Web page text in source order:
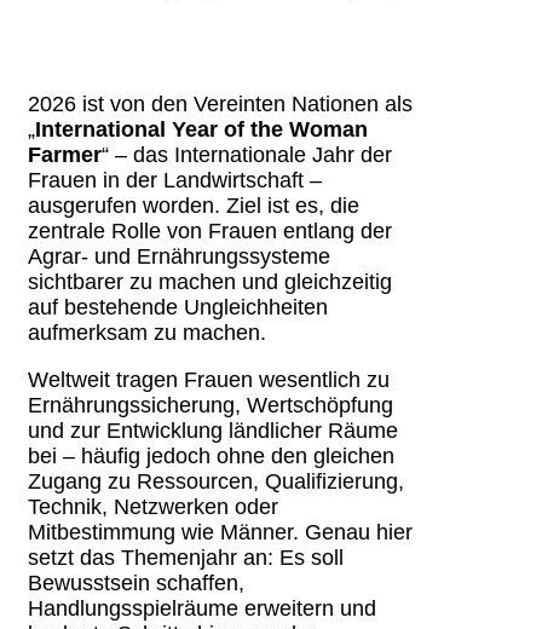
2026 ist von den Vereinten Nationen als
„International Year of the Woman
Farmer“ – das Internationale Jahr der
Frauen in der Landwirtschaft –
ausgerufen worden. Ziel ist es, die
zentrale Rolle von Frauen entlang der
Agrar‑ und Ernährungssysteme
sichtbarer zu machen und gleichzeitig
auf bestehende Ungleichheiten
aufmerksam zu machen.
Weltweit tragen Frauen wesentlich zu
Ernährungssicherung, Wertschöpfung
und zur Entwicklung ländlicher Räume
bei – häufig jedoch ohne den gleichen
Zugang zu Ressourcen, Qualifizierung,
Technik, Netzwerken oder
Mitbestimmung wie Männer. Genau hier
setzt das Themenjahr an: Es soll
Bewusstsein schaffen,
Handlungsspielräume erweitern und